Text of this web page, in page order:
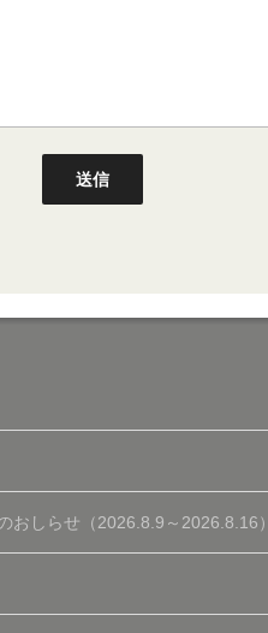
しらせ（2026.8.9～2026.8.16）